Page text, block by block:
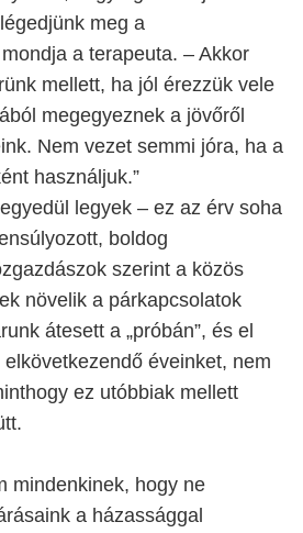
meg a
a terapeuta. – Akkor
mellett, ha jól érezzük vele
megegyeznek a jövőről
Nem vezet semmi jóra, ha a
használjuk.”
legyek – ez az érv soha
boldog
szerint a közös
növelik a párkapcsolatok
átesett a „próbán”, és el
éveinket, nem
ez utóbbiak mellett
mindenkinek, hogy ne
a házassággal